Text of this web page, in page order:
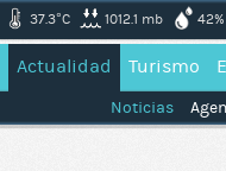
37.3°C 1012.1 mb 42%
Actualidad Turismo
Noticias